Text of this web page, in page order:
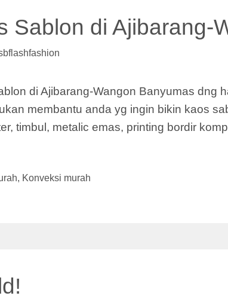
Sablon di Ajibarang-
di Ajibarang-Wangon Banyumas
membantu anda yg ingin bikin kaos
timbul, metalic emas, printing bordir
, Konveksi murah